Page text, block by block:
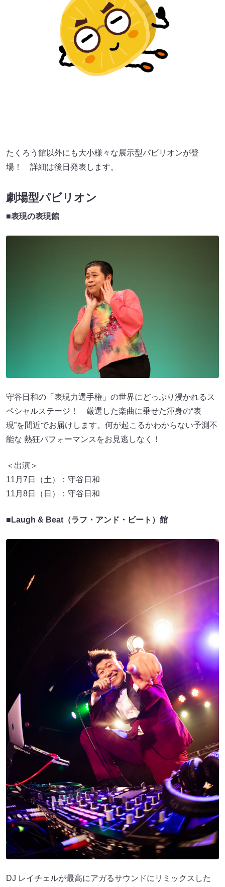
たくろう館以外にも大小様々な展示型パビリオンが登
場！ 詳細は後日発表します。
劇場型パビリオン
■表現の表現館
守谷日和の「表現力選手権」の世界にどっぷり浸かれるス
ペシャルステージ！ 厳選した楽曲に乗せた渾身の“表
現”を間近でお届けします。何が起こるかわからない予測不
能な 熱狂パフォーマンスをお見逃しなく！
＜出演＞
11月7日（土）：守谷日和
11月8日（日）：守谷日和
■Laugh & Beat（ラフ・アンド・ビート）館
DJ レイチェルが最高にアガるサウンドにリミックスした